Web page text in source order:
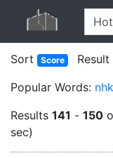
Sort
Score Result
Popular Words: nhk
Results 141 - 150
sec)